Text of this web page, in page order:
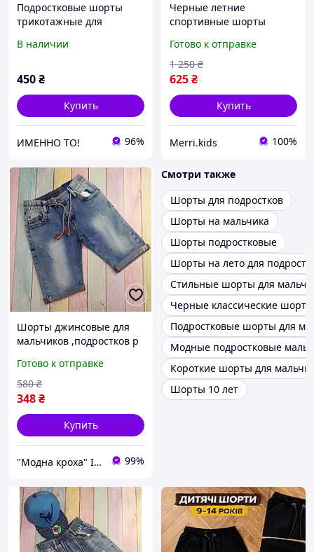
Подростковые шорты
трикотажные для
Камуфляж 7-16 лет
В наличии
450₴
Купить
ИМЕННО ТО! 96%
Черные летние
спортивные шорты
подростков, детские
серые трикотажные
шорты хлопок 11-15лет
Готово к отправке
625₴
1 250 ₴
Купить
Merri.kids 100%
Шорты джинсовые для
мальчиков ,подростков р
Готово к отправке
348₴
580 ₴
Купить
"Модна кроха" Iнтернет-магазин дитячого одягу та взуття в роздріб 99%
Смотри также
Шорты для подростков
Шорты на мальчика
Шорты подростковые
Шорты на лето для
Стильные шорты для
Черные классические
Подростковые шорты для
Модные подростковые
Короткие шорты для
Шорты 10 лет